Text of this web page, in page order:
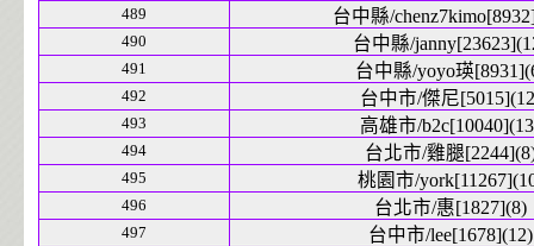
489 台中縣/
490 台中縣/
491 台中縣/yoyo瑛
492 台中市/傑尼
493 高雄市/
494 台北市/雞腿
495 桃園市/
496 台北市/惠[1827](8)
497 台中市/lee[1678](12)